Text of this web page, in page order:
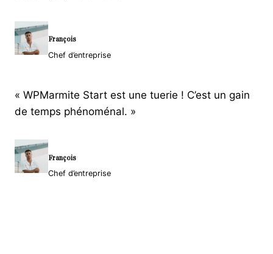
François
Chef d’entreprise
« WPMarmite Start est une tuerie ! C’est un gain
de temps phénoménal. »
François
Chef d’entreprise